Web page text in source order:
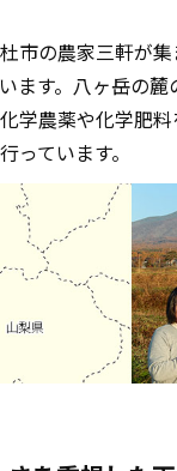
市の農家三軒が
ます。八ヶ岳の麓
学農薬や化学肥料
っています。